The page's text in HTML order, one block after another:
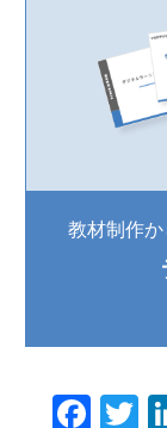
教材制作
F T